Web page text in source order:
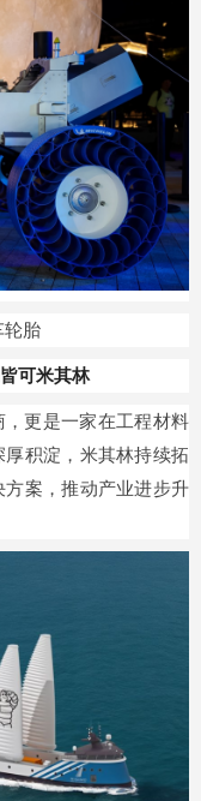
轮胎
可米其林
更是一家在工程材料
积淀，米其林持续拓
案，推动产业进步升